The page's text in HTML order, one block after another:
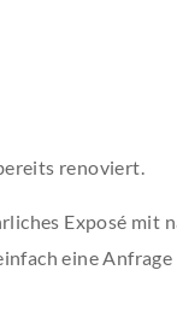
renoviert.
Exposé mit
eine